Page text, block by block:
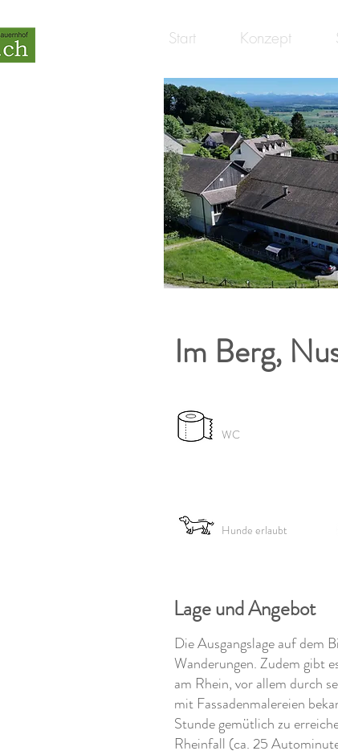
Start Konzept
Im Berg,
WC
Hunde erlaubt
Lage und Angebot
Die Ausgangslage auf dem
Wanderungen. Zudem gibt
am Rhein, vor allem durch
mit Fassadenmalereien
Stunde gemütlich zu
Rheinfall (ca. 25